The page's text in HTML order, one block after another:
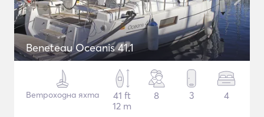
Beneteau Oceanis 41.1
Ветроходна яхта
41 ft
12 m
8 3 4